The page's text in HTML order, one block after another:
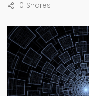
Shares
0